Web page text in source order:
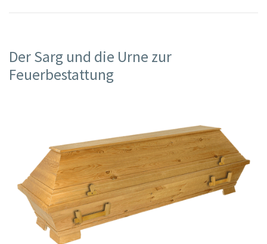
Der Sarg und die Urne zur
Feuerbestattung